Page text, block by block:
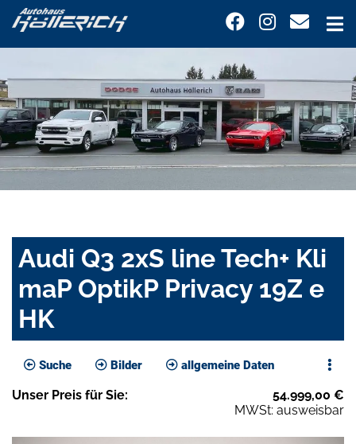
Audi Q3 2xS line Tech+ Kli
maP OptikP Privacy 19Z e
HK
Suche Bilder allgemeine Daten
Unser Preis für Sie: 54.999,00 €
MWSt: ausweisbar